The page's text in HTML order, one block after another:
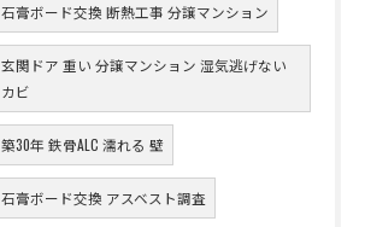
石膏ボード交換 断熱工事 分譲マンション
玄関ドア 重い 分譲マンション 湿気逃げない
カビ
築30年 鉄骨ALC 濡れる 壁
石膏ボード交換 アスベスト調査